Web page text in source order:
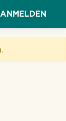
ANMELDEN